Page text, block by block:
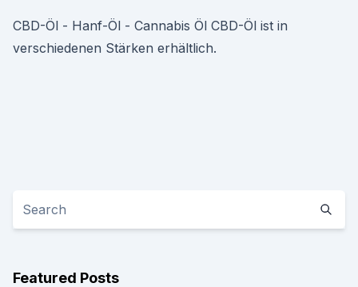
CBD-Öl - Hanf-Öl - Cannabis Öl CBD-Öl ist in
verschiedenen Stärken erhältlich.
Featured Posts